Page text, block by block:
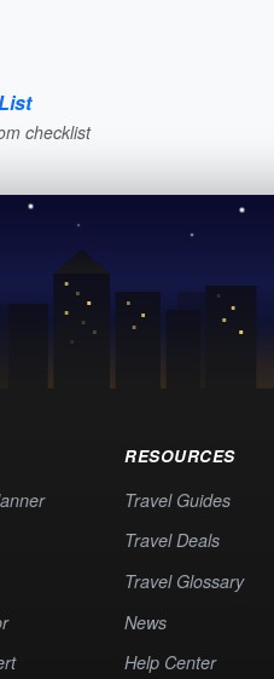
checklist
RESOURCES
Travel Guides
Travel Deals
Travel Glossary
News
Help Center